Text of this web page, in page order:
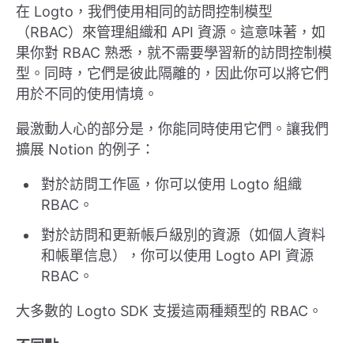
在 Logto，我們使用相同的訪問控制模型
（RBAC）來管理組織和 API 資源。這意味著，如
果你對 RBAC 熟悉，就不需要學習新的訪問控制模
型。同時，它們是彼此隔離的，因此你可以將它們
用於不同的使用情境。
最激動人心的部分是，你能同時使用它們。讓我們
擴展 Notion 的例子：
對於訪問工作區，你可以使用 Logto 組織
RBAC。
對於訪問和更新帳戶級別的資源（如個人資料
和帳單信息），你可以使用 Logto API 資源
RBAC。
大多數的 Logto SDK 支援這兩種類型的 RBAC。